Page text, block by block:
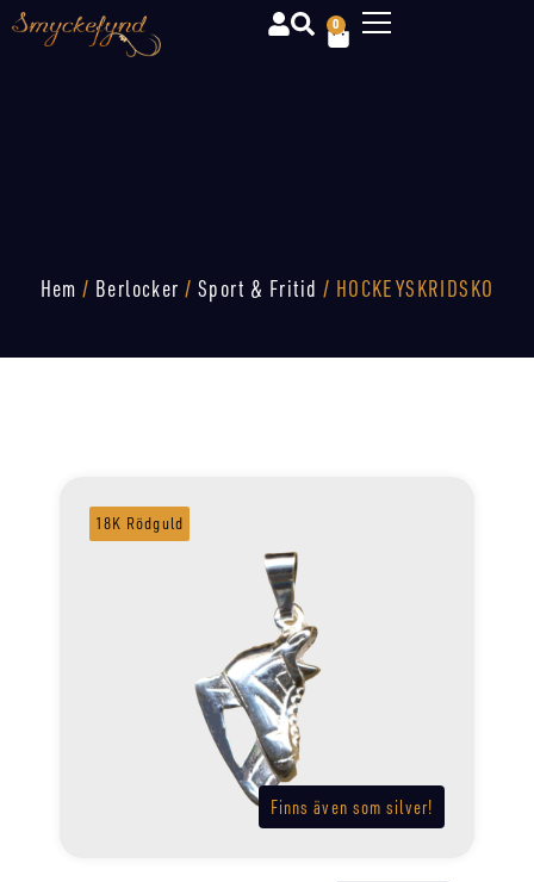
0
Hem / Berlocker / Sport & Fritid / HOCKEYSKRIDSKO
Finns även som silver!
18K Rödguld